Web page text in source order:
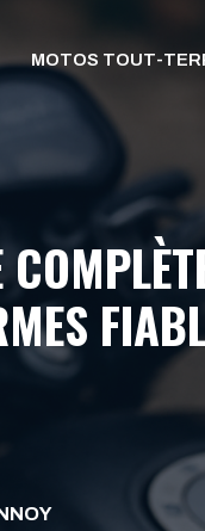
MOTOS TOUT-